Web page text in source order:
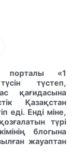
порталы «1
түстеп,
қағидасына
Қазақстан
еді. Енді міне,
түрі
блогына
жауаптан